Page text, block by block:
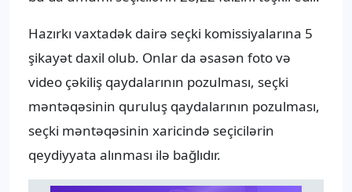
Hazırkı vaxtadək dairə seçki komissiyalarına 5
şikayət daxil olub. Onlar da əsasən foto və
video çəkiliş qaydalarının pozulması, seçki
məntəqəsinin quruluş qaydalarının pozulması,
seçki məntəqəsinin xaricində seçicilərin
qeydiyyata alınması ilə bağlıdır.